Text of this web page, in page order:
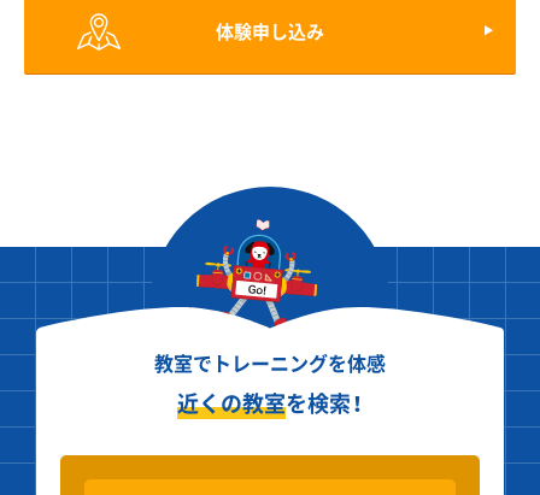
体験申し込み
教室でトレーニングを体感
近くの教室を検索！